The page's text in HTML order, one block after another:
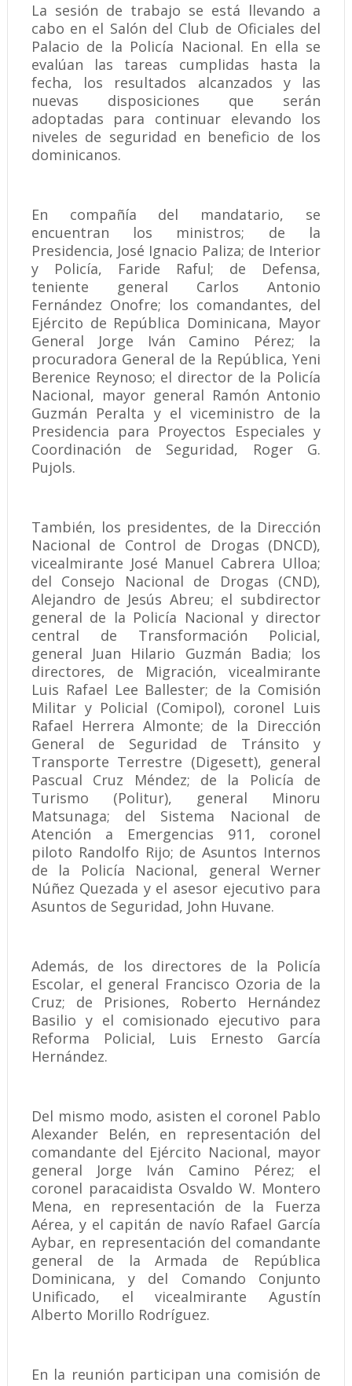
La sesión de trabajo se está llevando a
cabo en el Salón del Club de Oficiales del
Palacio de la Policía Nacional. En ella se
evalúan las tareas cumplidas hasta la
fecha, los resultados alcanzados y las
nuevas disposiciones que serán
adoptadas para continuar elevando los
niveles de seguridad en beneficio de los
dominicanos.
En compañía del mandatario, se
encuentran los ministros; de la
Presidencia, José Ignacio Paliza; de Interior
y Policía, Faride Raful; de Defensa,
teniente general Carlos Antonio
Fernández Onofre; los comandantes, del
Ejército de República Dominicana, Mayor
General Jorge Iván Camino Pérez; la
procuradora General de la República, Yeni
Berenice Reynoso; el director de la Policía
Nacional, mayor general Ramón Antonio
Guzmán Peralta y el viceministro de la
Presidencia para Proyectos Especiales y
Coordinación de Seguridad, Roger G.
Pujols.
También, los presidentes, de la Dirección
Nacional de Control de Drogas (DNCD),
vicealmirante José Manuel Cabrera Ulloa;
del Consejo Nacional de Drogas (CND),
Alejandro de Jesús Abreu; el subdirector
general de la Policía Nacional y director
central de Transformación Policial,
general Juan Hilario Guzmán Badia; los
directores, de Migración, vicealmirante
Luis Rafael Lee Ballester; de la Comisión
Militar y Policial (Comipol), coronel Luis
Rafael Herrera Almonte; de la Dirección
General de Seguridad de Tránsito y
Transporte Terrestre (Digesett), general
Pascual Cruz Méndez; de la Policía de
Turismo (Politur), general Minoru
Matsunaga; del Sistema Nacional de
Atención a Emergencias 911, coronel
piloto Randolfo Rijo; de Asuntos Internos
de la Policía Nacional, general Werner
Núñez Quezada y el asesor ejecutivo para
Asuntos de Seguridad, John Huvane.
Además, de los directores de la Policía
Escolar, el general Francisco Ozoria de la
Cruz; de Prisiones, Roberto Hernández
Basilio y el comisionado ejecutivo para
Reforma Policial, Luis Ernesto García
Hernández.
Del mismo modo, asisten el coronel Pablo
Alexander Belén, en representación del
comandante del Ejército Nacional, mayor
general Jorge Iván Camino Pérez; el
coronel paracaidista Osvaldo W. Montero
Mena, en representación de la Fuerza
Aérea, y el capitán de navío Rafael García
Aybar, en representación del comandante
general de la Armada de República
Dominicana, y del Comando Conjunto
Unificado, el vicealmirante Agustín
Alberto Morillo Rodríguez.
En la reunión participan una comisión de